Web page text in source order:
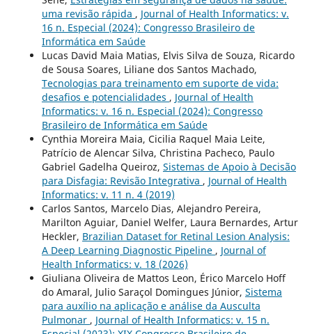
uma revisão rápida , Journal of Health Informatics: v.
16 n. Especial (2024): Congresso Brasileiro de
Informática em Saúde
Lucas David Maia Matias, Elvis Silva de Souza, Ricardo
de Sousa Soares, Liliane dos Santos Machado,
Tecnologias para treinamento em suporte de vida:
desafios e potencialidades , Journal of Health
Informatics: v. 16 n. Especial (2024): Congresso
Brasileiro de Informática em Saúde
Cynthia Moreira Maia, Cicilia Raquel Maia Leite,
Patrício de Alencar Silva, Christina Pacheco, Paulo
Gabriel Gadelha Queiroz, Sistemas de Apoio à Decisão
para Disfagia: Revisão Integrativa , Journal of Health
Informatics: v. 11 n. 4 (2019)
Carlos Santos, Marcelo Dias, Alejandro Pereira,
Marilton Aguiar, Daniel Welfer, Laura Bernardes, Artur
Heckler, Brazilian Dataset for Retinal Lesion Analysis:
A Deep Learning Diagnostic Pipeline , Journal of
Health Informatics: v. 18 (2026)
Giuliana Oliveira de Mattos Leon, Érico Marcelo Hoff
do Amaral, Julio Saraçol Domingues Júnior, Sistema
para auxílio na aplicação e análise da Ausculta
Pulmonar , Journal of Health Informatics: v. 15 n.